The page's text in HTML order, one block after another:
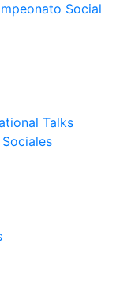
Social
Talks